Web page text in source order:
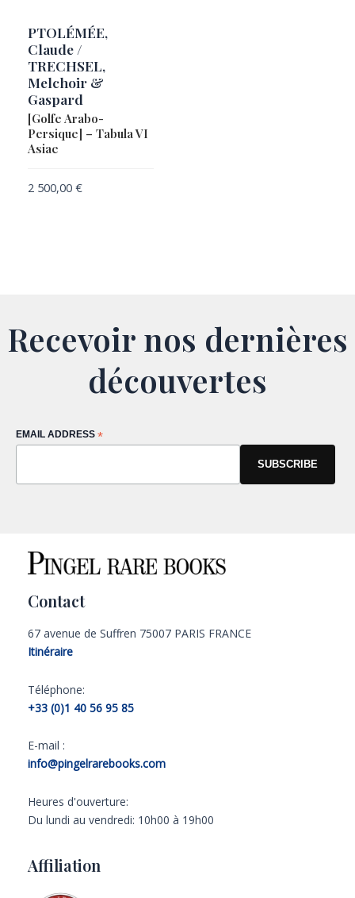
PTOLÉMÉE,
Claude /
TRECHSEL,
Melchoir &
Gaspard
[Golfe Arabo-
Persique] – Tabula VI
Asiae
2 500,00 €
Recevoir nos dernières
découvertes
EMAIL ADDRESS *
Contact
67 avenue de Suffren 75007 PARIS FRANCE
Itinéraire
Téléphone:
+33 (0)1 40 56 95 85
E-mail :
info@pingelrarebooks.com
Heures d'ouverture:
Du lundi au vendredi: 10h00 à 19h00
Affiliation